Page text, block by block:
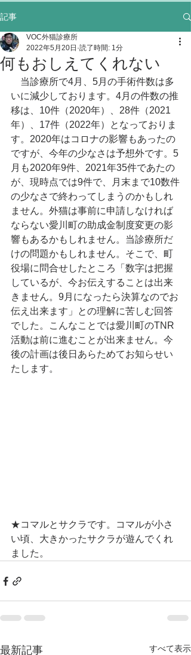
記事
何もおしえてくれない
VOC外猫診療所
2022年5月20日 読了時間: 1分
当診療所で4月、5月の手術件数は多
いに減少しております。4月の件数の推
移は、10件（2020年）、28件（2021
年）、17件（2022年）となっておりま
す。2020年はコロナの影響もあったの
ですが、今年の少なさは予想外です。5
月も2020年9件、2021年35件であたの
が、現時点では9件で、月末まで10数件
の少なさで終わってしまうのかもしれ
ません。外猫は事前に申請しなければ
ならない愛川町の助成金制度変更の影
響もあるかもしれません。当診療所だ
けの問題かもしれません。そこで、町
役場に問合せしたところ「数字は把握
しているが、今お伝えすることは出来
きません。9月になったら決算なのでお
伝え出来ます」との理解に苦しむ回答
でした。こんなことでは愛川町のTNR
活動は前に進むことが出来ません。今
後の計画は後日あらためてお知らせい
たします。
★コマルとサクラです。コマルが小さ
い頃、大きかったサクラが遊んでくれ
ました。
最新記事 すべて表示